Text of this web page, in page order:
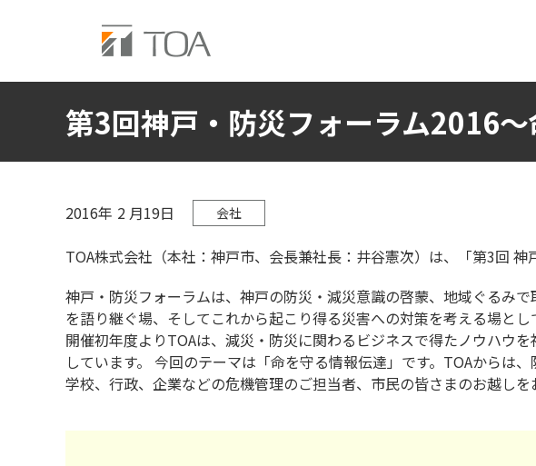
第3回神戸・防災フォーラム2016
2016年 2月19日 会社
TOA株式会社（本社：神戸市、会長兼社長：井谷憲次）は、「第3回
神戸・防災フォーラムは、神戸の防災・減災意識の啓蒙、地域ぐるみ
を語り継ぐ場、そしてこれから起こり得る災害への対策を考える場とし
開催初年度よりTOAは、減災・防災に関わるビジネスで得たノウハウ
しています。 今回のテーマは「命を守る情報伝達」です。TOAからは
学校、行政、企業などの危機管理のご担当者、市民の皆さまのお越しを